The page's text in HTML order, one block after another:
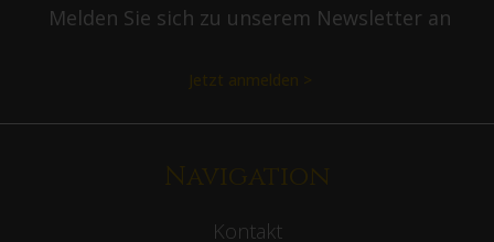
Melden Sie sich zu unserem Newsletter an
Jetzt anmelden >
Navigation
Kontakt